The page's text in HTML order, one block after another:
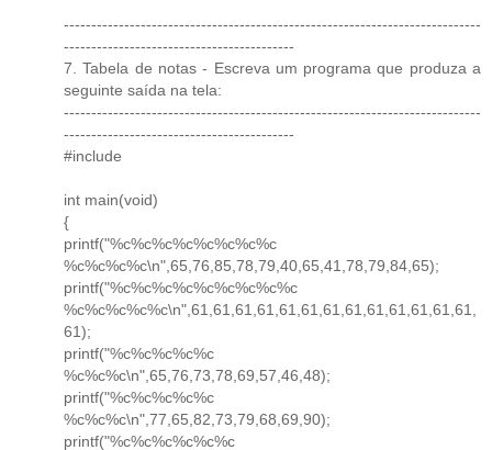
----------------------------------------------------------------------------
------------------------------------------
7. Tabela de notas - Escreva um programa que produza a
seguinte saída na tela:
----------------------------------------------------------------------------
------------------------------------------
#include
int main(void)
{
printf("%c%c%c%c%c%c%c%c
%c%c%c%c\n",65,76,85,78,79,40,65,41,78,79,84,65);
printf("%c%c%c%c%c%c%c%c%c
%c%c%c%c%c\n",61,61,61,61,61,61,61,61,61,61,61,61,61,
61);
printf("%c%c%c%c%c
%c%c%c\n",65,76,73,78,69,57,46,48);
printf("%c%c%c%c%c
%c%c%c\n",77,65,82,73,79,68,69,90);
printf("%c%c%c%c%c%c